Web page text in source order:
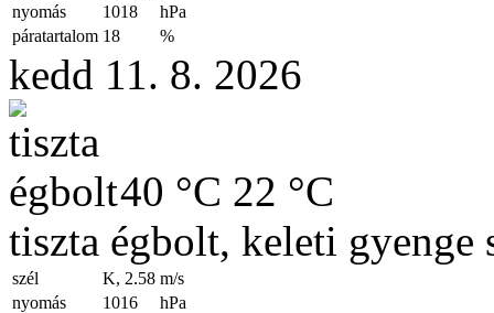
nyomás
1018
hPa
páratartalom 18 %
kedd 11. 8. 2026
40 °C 22 °C
tiszta égbolt, keleti gyenge
szél K, 2.58 m/s
nyomás
1016
hPa